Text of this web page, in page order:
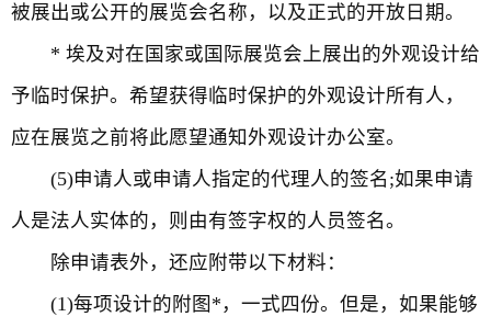
被展出或公开的展览会名称，以及正式的开放日期。
* 埃及对在国家或国际展览会上展出的外观设计给
予临时保护。希望获得临时保护的外观设计所有人，
应在展览之前将此愿望通知外观设计办公室。
(5)申请人或申请人指定的代理人的签名;如果申请
人是法人实体的，则由有签字权的人员签名。
除申请表外，还应附带以下材料：
(1)每项设计的附图*，一式四份。但是，如果能够